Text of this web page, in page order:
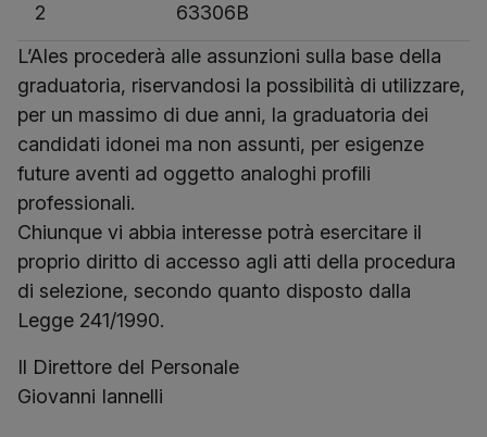
2
63306B
L’Ales procederà alle assunzioni sulla base della
graduatoria, riservandosi la possibilità di utilizzare,
per un massimo di due anni, la graduatoria dei
candidati idonei ma non assunti, per esigenze
future aventi ad oggetto analoghi profili
professionali.
Chiunque vi abbia interesse potrà esercitare il
proprio diritto di accesso agli atti della procedura
di selezione, secondo quanto disposto dalla
Legge 241/1990.
Il Direttore del Personale
Giovanni Iannelli